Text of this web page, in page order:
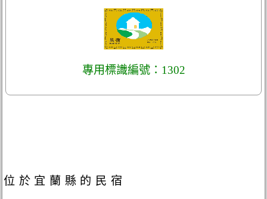
專用標識編號：1302
位於宜蘭縣的民宿